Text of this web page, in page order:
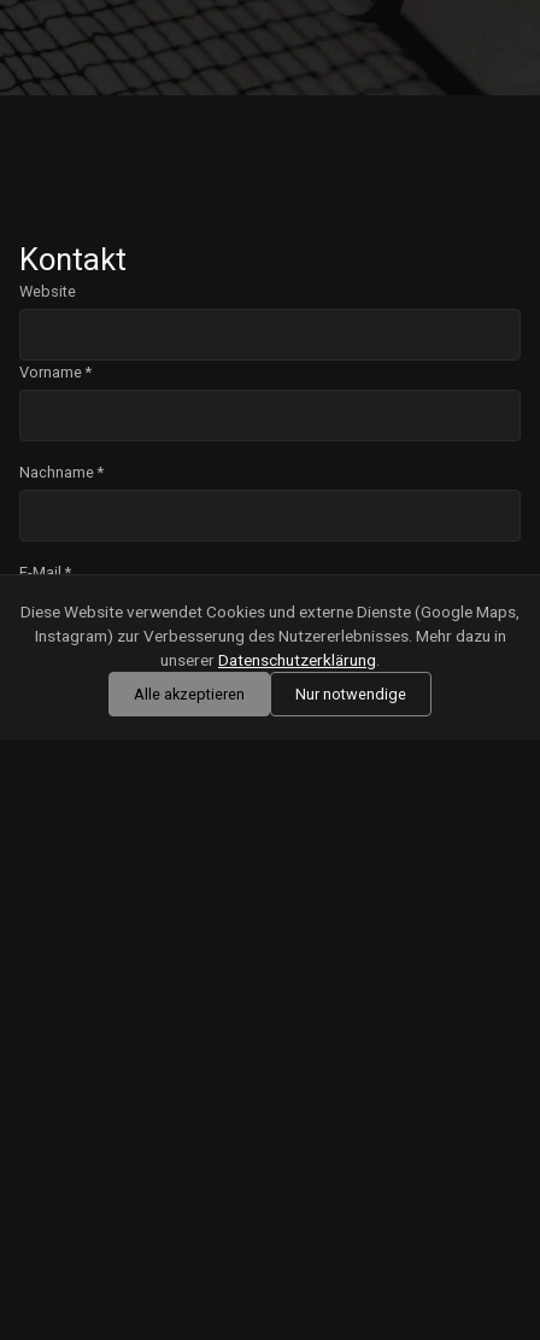
Kontakt
Website
Vorname *
Nachname *
E-Mail *
Diese Website verwendet Cookies und externe Dienste (Google Maps,
Instagram) zur Verbesserung des Nutzererlebnisses. Mehr dazu in
unsererDatenschutzerklärung
Alle akzeptieren Nur notwendige